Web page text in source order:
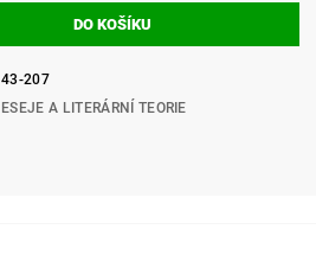
43-207
ESEJE A LITERÁRNÍ TEORIE